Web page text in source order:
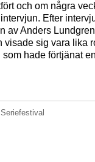
och om några
Efter
av Anders
visade sig vara lika
hade förtjänat